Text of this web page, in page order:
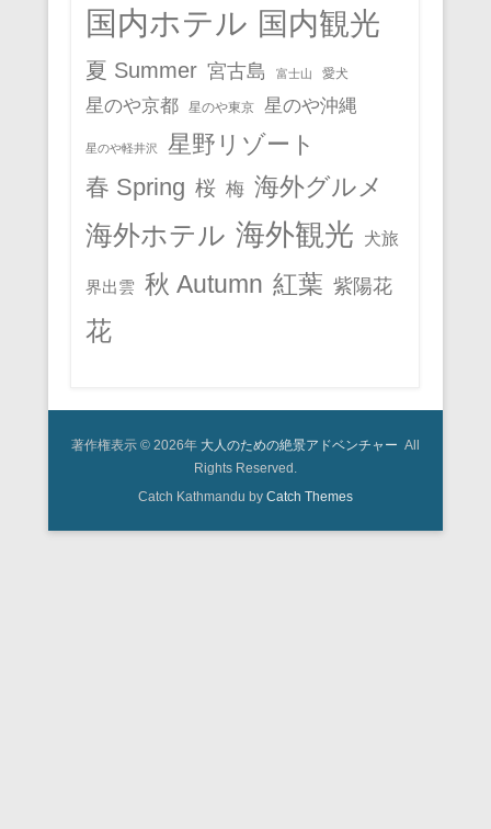
国内ホテル 国内観光
夏 Summer 宮古島 富士山 愛犬
星のや京都 星のや東京 星のや沖縄
星のや軽井沢
星野リゾート
春 Spring 桜 梅 海外グルメ
海外ホテル 海外観光 犬旅
界出雲 秋 Autumn 紅葉 紫陽花
花
著作権表示 © 2026年 大人のための絶景アドベンチャー All
Rights Reserved.
Catch Kathmandu by Catch Themes